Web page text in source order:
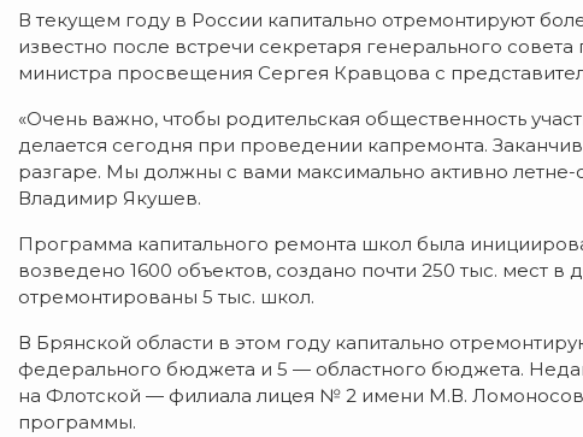
В текущем году в России капитально отремонтируют
известно после встречи секретаря генерального
министра просвещения Сергея Кравцова с
«Очень важно, чтобы родительская общественность
делается сегодня при проведении капремонта.
разгаре. Мы должны с вами максимально активно
Владимир Якушев.
Программа капитального ремонта школ была
возведено 1600 объектов, создано почти 250 тыс. мест в
отремонтированы 5 тыс. школ.
В Брянской области в этом году капитально
федерального бюджета и 5 — областного бюджета.
на Флотской — филиала лицея № 2 имени М.В.
программы.